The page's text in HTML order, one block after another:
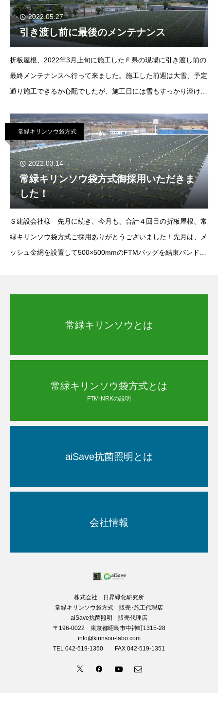
2022.05.27
引き渡し前に最後のメンテナンス
折板屋根、2022年3月上旬に施工したＦ県の現場に引き渡し前の
最終メンテナンスへ行って来ました。施工した前週は大雪、予定
通り施工できるか心配でしたが、施工日には雪もすっかり溶け、
週間程度が過ぎましたが、ごらんのとおり、常
常緑キリンソウ袋方式
2022.03.14
常緑キリンソウ袋方式御採用いただきま
した！
Ｓ建設会社様 先月に続き、今月も、合計４回目の折板屋根、常
緑キリンソウ袋方式ご採用ありがとうございました！先月は、メ
ッシュ金網を設置して500×500mmのFTMバッグを結束バンドで
常緑キリンソウとは
常緑キリンソウ袋方式とは
FTM-NRKの説明
aiSave抗菌照明とは
会社情報
株式会社 日昇緑化研究所
常緑キリンソウ袋方式 販売･施工代理店
aiSave抗菌照明 販売代理店
〒196-0022 東京都昭島市中神町1315-28
info@kirinsou-labo.com
TEL 042-519-1350 FAX 042-519-1351